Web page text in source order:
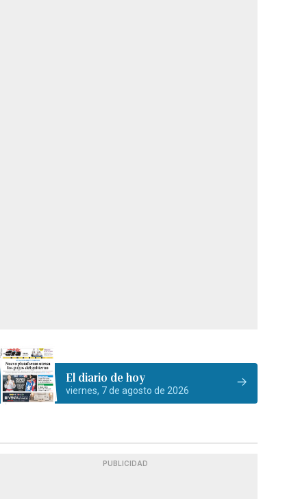
El diario de hoy
viernes, 7 de agosto de 2026
PUBLICIDAD